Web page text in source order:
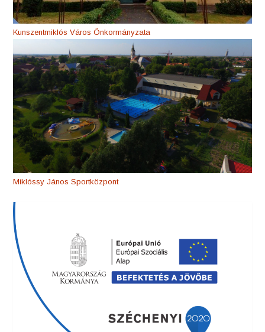
Kunszentmiklós Város Önkormányzata
Miklóssy János Sportközpont